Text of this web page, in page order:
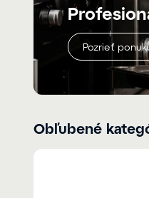
Pozrieť
Obľubené